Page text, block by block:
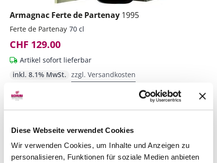
Diese Webseite verwendet Cookies
Wir verwenden Cookies, um Inhalte und Anzeigen zu
personalisieren, Funktionen für soziale Medien anbieten
Armagnac Ferte de Partenay 1995
Ferte de Partenay 70 cl
CHF 129.00
Artikel sofort lieferbar
inkl. 8.1% MwSt. zzgl. Versandkosten
Anzahl
hinzufügen